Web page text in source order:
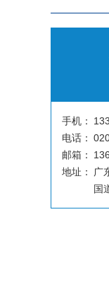
手机：
电话：
邮箱：
地址：
广
国